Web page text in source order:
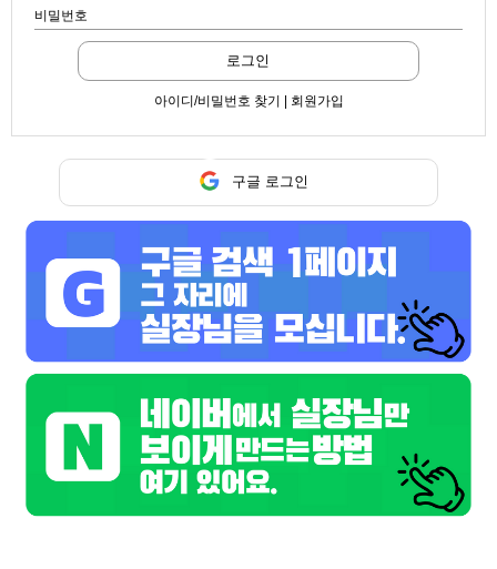
비밀번호
로그인
아이디/비밀번호 찾기 | 회원가입
구글 로그인